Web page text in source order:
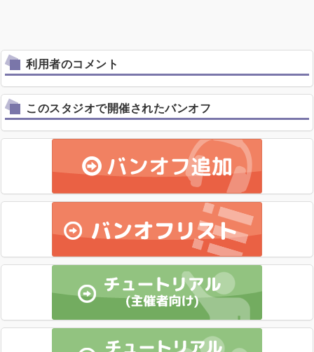
利用者のコメント
このスタジオで開催されたバンオフ